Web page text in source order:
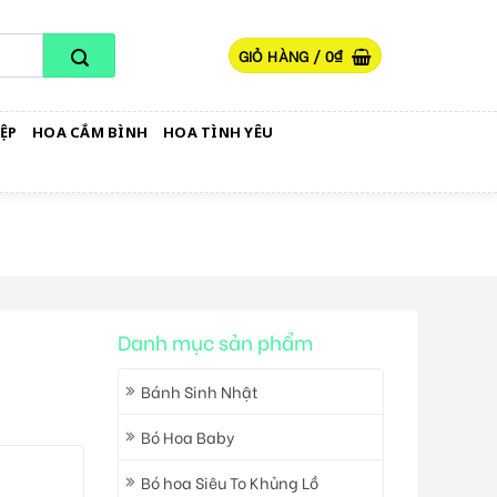
GIỎ HÀNG / 0₫
HOA CẮM BÌNH HOA TÌNH YÊU
Danh mục sản phẩm
Bánh Sinh Nhật
Bó Hoa Baby
Bó hoa Siêu To Khủng Lồ